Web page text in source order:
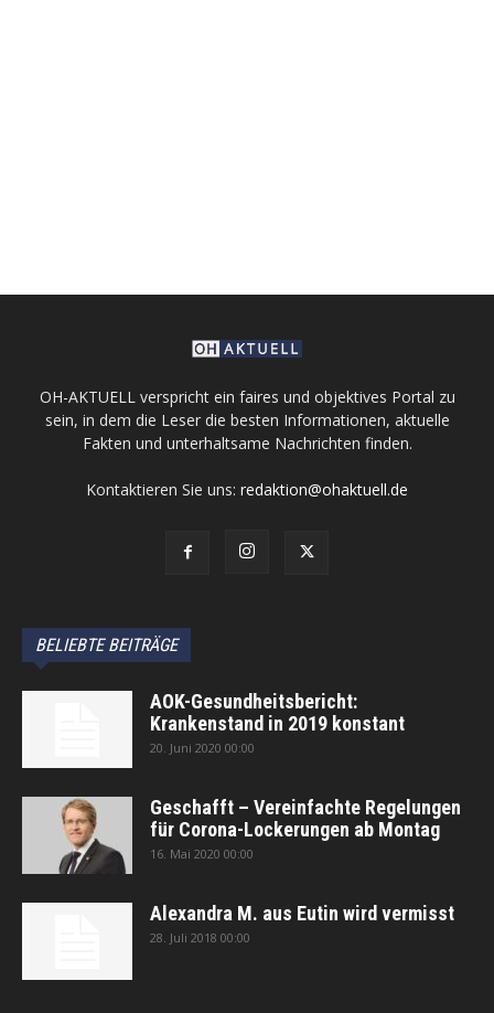
OH-AKTUELL verspricht ein faires und objektives Portal zu
sein, in dem die Leser die besten Informationen, aktuelle
Fakten und unterhaltsame Nachrichten finden.
Kontaktieren Sie uns: redaktion@ohaktuell.de
BELIEBTE BEITRÄGE
AOK-Gesundheitsbericht:
Krankenstand in 2019 konstant
20. Juni 2020 00:00
Geschafft – Vereinfachte Regelungen
für Corona-Lockerungen ab Montag
16. Mai 2020 00:00
Alexandra M. aus Eutin wird vermisst
28. Juli 2018 00:00